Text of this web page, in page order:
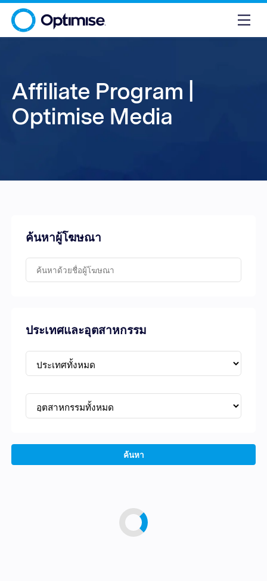
Affiliate Program |
Optimise Media
ค้นหาผู้โฆษณา
ประเทศและอุตสาหกรรม
ค้นหา